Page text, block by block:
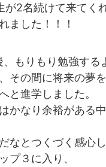
が2名続けて来てく
ました！！！
もりもり勉強する
その間に将来の夢
と進学しました。
かなり余裕がある
なとつくづく感心
プ３に入り、